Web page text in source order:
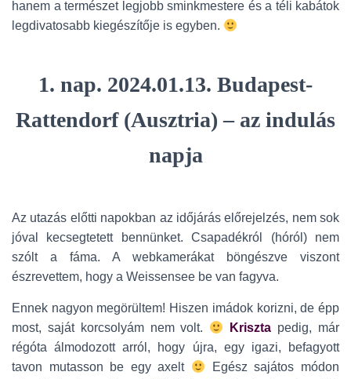
hanem a természet legjobb sminkmestere és a téli kabátok
legdivatosabb kiegészítője is egyben.
1. nap. 2024.01.13. Budapest-
Rattendorf (Ausztria) – az indulás
napja
Az utazás előtti napokban az időjárás előrejelzés, nem sok
jóval kecsegtetett bennünket. Csapadékról (hóról) nem
szólt a fáma. A webkamerákat böngészve viszont
észrevettem, hogy a Weissensee be van fagyva.
Ennek nagyon megörültem! Hiszen imádok korizni, de épp
most, saját korcsolyám nem volt.
Kriszta pedig, már
régóta álmodozott arról, hogy újra, egy igazi, befagyott
tavon mutasson be egy axelt
Egész sajátos módon